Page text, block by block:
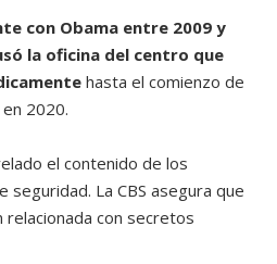
con Obama entre 2009 y
la oficina del centro que
hasta el comienzo de
2020.
el contenido de los
seguridad. La CBS asegura que
relacionada con secretos